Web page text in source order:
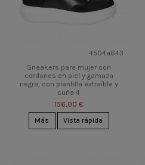
4504a643
Sneakers para mujer con
cordones en piel y gamuza
negra, con plantilla extraíble y
cuña 4
156,00 €
Más
Vista rápida